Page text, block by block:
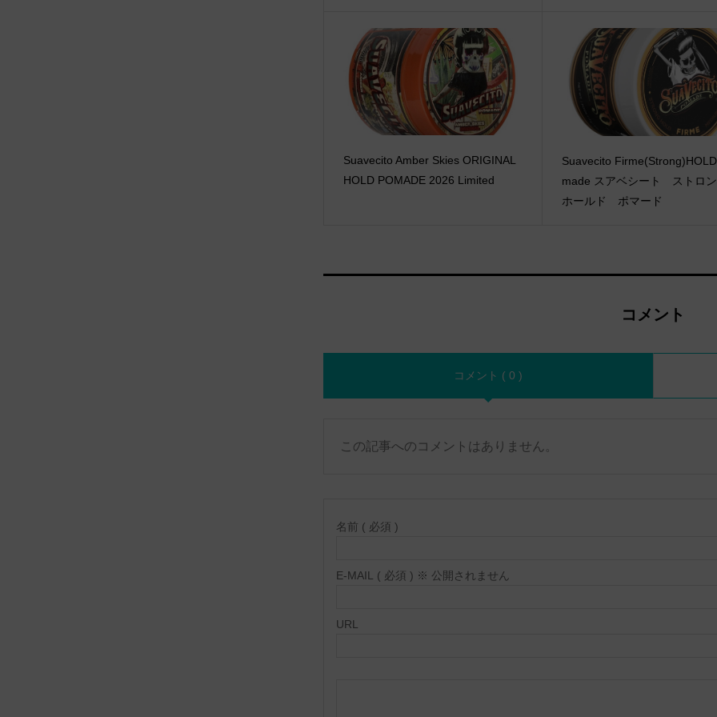
Suavecito Amber Skies ORIGINAL
HOLD POMADE 2026 Limited
Suavecito
made スアベシート ストロ
ホールド ポマード
コメント
コメント ( 0 )
この記事へのコメントはありません。
名前 ( 必須 )
E-MAIL ( 必須 ) ※ 公開されません
URL